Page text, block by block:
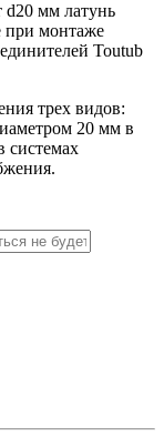
d20 мм латунь
при монтаже
Toutub
трех видов:
20 мм в
системах